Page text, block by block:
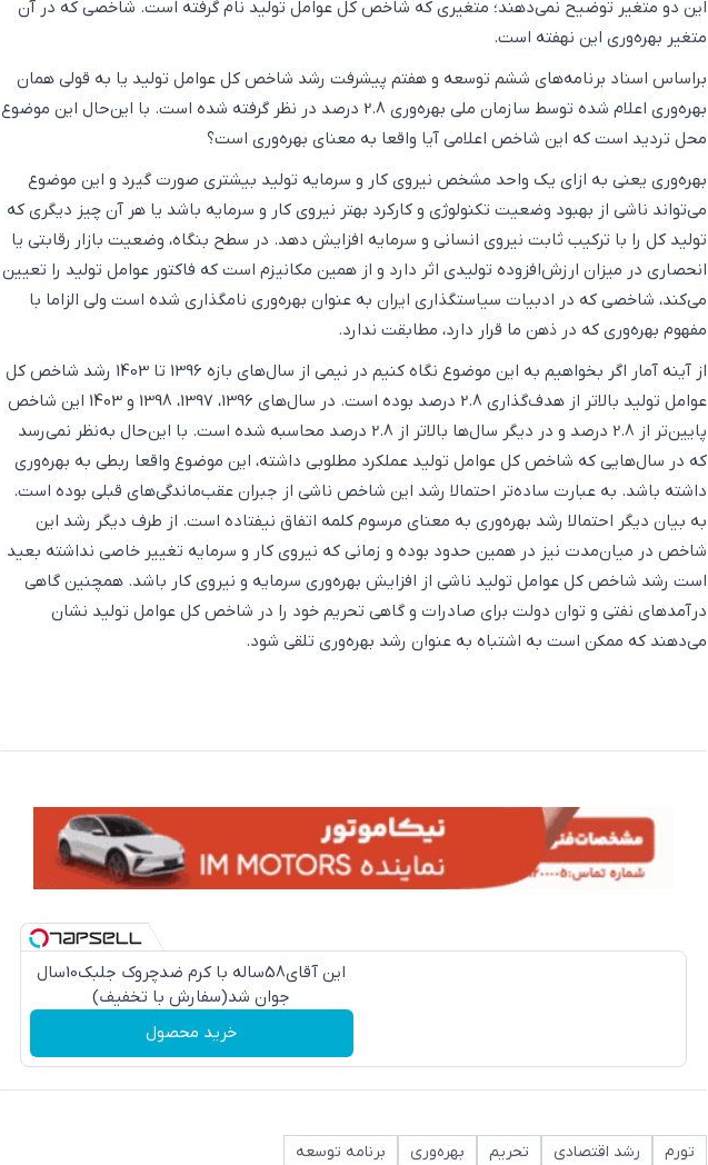
این دو متغیر توضیح نمی‌دهند؛ متغیری که شاخص کل عوامل تولید نام گرفته است. شاخصی که در آن
متغیر بهره‌وری این نهفته است.
براساس اسناد برنامه‌های ششم توسعه و هفتم پیشرفت رشد شاخص کل عوامل تولید یا به قولی همان
بهره‌وری اعلام شده توسط سازمان ملی بهره‌وری 2.8 درصد در نظر گرفته شده است. با این‌حال این موضوع
محل تردید است که این شاخص اعلامی آیا واقعا به معنای بهره‌وری است؟
بهره‌وری یعنی به ازای یک واحد مشخص نیروی کار و سرمایه تولید بیشتری صورت گیرد و این موضوع
می‌تواند ناشی از بهبود وضعیت تکنولوژی و کارکرد بهتر نیروی کار و سرمایه باشد یا هر آن چیز دیگری که
تولید کل را با ترکیب ثابت نیروی انسانی و سرمایه افزایش دهد. در سطح بنگاه، وضعیت بازار رقابتی یا
انحصاری در میزان ارزش‌افزوده تولیدی اثر دارد و از همین مکانیزم است که فاکتور عوامل تولید را تعیین
می‌کند، شاخصی که در ادبیات سیاستگذاری ایران به عنوان بهره‌وری نامگذاری شده است ولی الزاما با
مفهوم بهره‌وری که در ذهن ما قرار دارد، مطابقت ندارد.
از آینه آمار اگر بخواهیم به این موضوع نگاه کنیم در نیمی از سال‌های بازه 1396 تا 1403 رشد شاخص کل
عوامل تولید بالاتر از هدف‌گذاری 2.8 درصد بوده است. در سال‌های 1396،‌ 1397، 1398 و 1403 این شاخص
پایین‌تر از 2.8 درصد و در دیگر سال‌ها بالاتر از 2.8 درصد محاسبه شده است. با این‌حال به‌نظر نمی‌رسد
که در سال‌هایی که شاخص کل عوامل تولید عملکرد مطلوبی داشته، این موضوع واقعا ربطی به بهره‌وری
داشته باشد. به عبارت ساده‌تر احتمالا رشد این شاخص ناشی از جبران عقب‌ماندگی‌های قبلی بوده است.
به بیان دیگر احتمالا رشد بهره‌وری به معنای مرسوم کلمه اتفاق نیفتاده است. از طرف دیگر رشد این
شاخص در میان‌مدت نیز در همین حدود بوده و زمانی که نیروی کار و سرمایه تغییر خاصی نداشته بعید
است رشد شاخص کل عوامل تولید ناشی از افزایش بهره‌وری سرمایه و نیروی کار باشد. همچنین گاهی
درآمدهای نفتی و توان دولت برای صادرات و گاهی تحریم خود را در شاخص کل عوامل تولید نشان
می‌دهند که ممکن است به اشتباه به عنوان رشد بهره‌وری تلقی شود.
این آقای58ساله با کرم ضدچروک جلبک10سال
جوان شد(سفارش با تخفیف)
خرید محصول
تورم رشد اقتصادی تحریم بهره‌وری برنامه توسعه